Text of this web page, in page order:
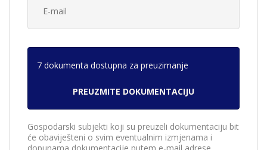
7 dokumenta dostupna za preuzimanje
Gospodarski subjekti koji su preuzeli dokumentaciju bit
će obaviješteni o svim eventualnim izmjenama i